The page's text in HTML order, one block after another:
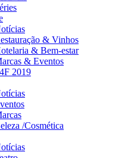
& Vinhos
& Bem-estar
& Eventos
2019
/Cosmética